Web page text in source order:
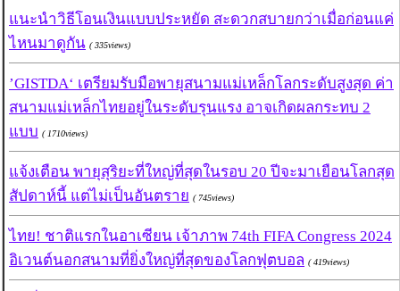
แนะนำวิธีโอนเงินแบบประหยัด สะดวกสบายกว่าเมื่อก่อนแค่
ไหนมาดูกัน ( 335views)
’GISTDA‘ เตรียมรับมือพายุสนามแม่เหล็กโลกระดับสูงสุด ค่า
สนามแม่เหล็กไทยอยู่ในระดับรุนแรง อาจเกิดผลกระทบ 2
แบบ ( 1710views)
แจ้งเตือน พายุสุริยะที่ใหญ่ที่สุดในรอบ 20 ปีจะมาเยือนโลกสุด
สัปดาห์นี้ แต่ไม่เป็นอันตราย ( 745views)
ไทย! ชาติแรกในอาเซียน เจ้าภาพ 74th FIFA Congress 2024
อิเวนต์นอกสนามที่ยิ่งใหญ่ที่สุดของโลกฟุตบอล ( 419views)